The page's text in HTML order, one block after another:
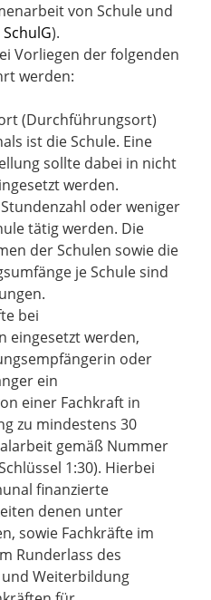
von Schule und
).
Vorliegen der folgenden
werden:
(Durchführungsort)
ist die Schule. Eine
sollte dabei in nicht
werden.
oder weniger
tätig werden. Die
der Schulen sowie die
je Schule sind
bei
eingesetzt werden,
oder
ein
einer Fachkraft in
zu mindestens 30
gemäß Nummer
1:30). Hierbei
finanzierte
denen unter
sowie Fachkräfte im
Runderlass des
Weiterbildung